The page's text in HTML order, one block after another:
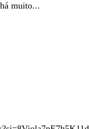
muito...